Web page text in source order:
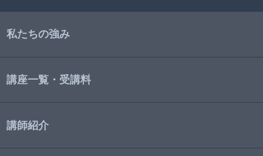
私たちの強み
講座一覧・受講料
講師紹介